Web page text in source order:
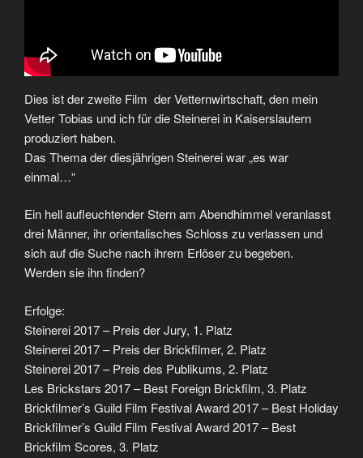
Dies ist der zweite Film der Vetternwirtschaft, den mein
Vetter Tobias und ich für die Steinerei in Kaiserslautern
produziert haben.
Das Thema der diesjährigen Steinerei war „es war
einmal…“
Ein hell aufleuchtender Stern am Abendhimmel veranlasst
drei Männer, ihr orientalisches Schloss zu verlassen und
sich auf die Suche nach ihrem Erlöser zu begeben.
Werden sie ihn finden?
Erfolge:
Steinerei 2017 – Preis der Jury, 1. Platz
Steinerei 2017 – Preis der Brickfilmer, 2. Platz
Steinerei 2017 – Preis des Publikums, 2. Platz
Les Brickstars 2017 – Best Foreign Brickfilm, 3. Platz
Brickfilmer’s Guild Film Festival Award 2017 – Best Holiday
Brickfilmer’s Guild Film Festival Award 2017 – Best
Brickfilm Scores, 3. Platz